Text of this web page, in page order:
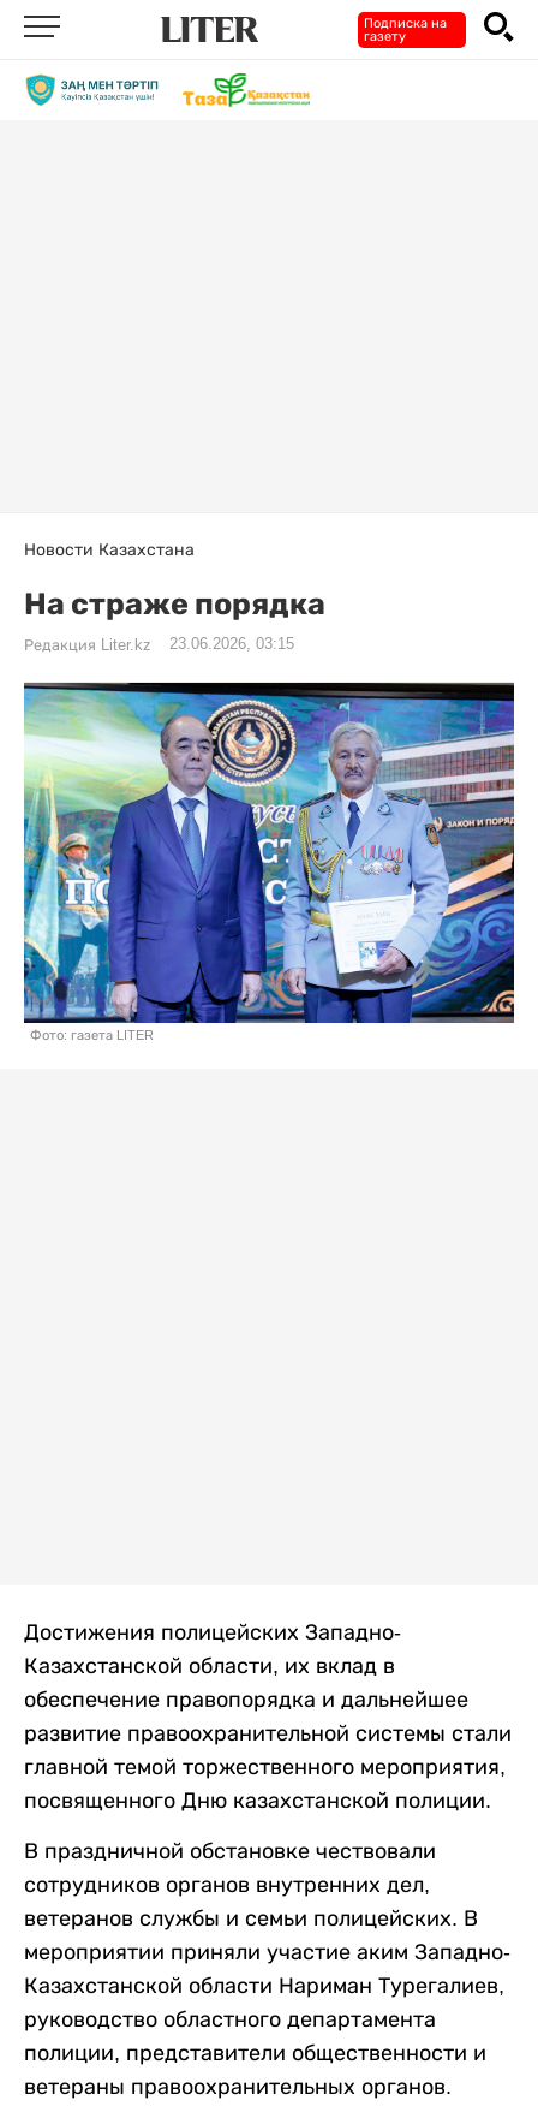
Подписка на
газету
Новости Казахстана
На страже порядка
Редакция Liter.kz 23.06.2026, 03:15
Фото: газета LITER
Достижения полицейских Западно-
Казахстанской области, их вклад в
обеспечение правопорядка и дальнейшее
развитие правоохранительной системы стали
главной темой торжественного мероприятия,
посвященного Дню казахстанской полиции.
В праздничной обстановке чествовали
сотрудников органов внутренних дел,
ветеранов службы и семьи полицейских. В
мероприятии приняли участие аким Западно-
Казахстанской области Нариман Турегалиев,
руководство областного департамента
полиции, представители общественности и
ветераны правоохранительных органов.